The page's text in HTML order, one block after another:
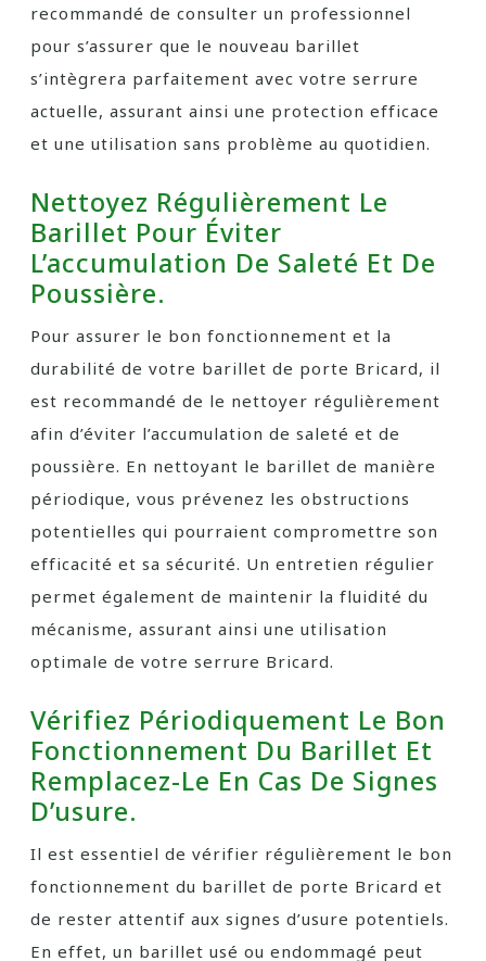
recommandé de consulter un professionnel
pour s’assurer que le nouveau barillet
s’intègrera parfaitement avec votre serrure
actuelle, assurant ainsi une protection efficace
et une utilisation sans problème au quotidien.
Nettoyez Régulièrement Le
Barillet Pour Éviter
L’accumulation De Saleté Et De
Poussière.
Pour assurer le bon fonctionnement et la
durabilité de votre barillet de porte Bricard, il
est recommandé de le nettoyer régulièrement
afin d’éviter l’accumulation de saleté et de
poussière. En nettoyant le barillet de manière
périodique, vous prévenez les obstructions
potentielles qui pourraient compromettre son
efficacité et sa sécurité. Un entretien régulier
permet également de maintenir la fluidité du
mécanisme, assurant ainsi une utilisation
optimale de votre serrure Bricard.
Vérifiez Périodiquement Le Bon
Fonctionnement Du Barillet Et
Remplacez-Le En Cas De Signes
D’usure.
Il est essentiel de vérifier régulièrement le bon
fonctionnement du barillet de porte Bricard et
de rester attentif aux signes d’usure potentiels.
En effet, un barillet usé ou endommagé peut